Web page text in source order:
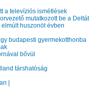
a televíziós ismétlések
mutatkozott be a
huszonöt évben
budapesti gyermekotthonba
bővül
társhatóság
|